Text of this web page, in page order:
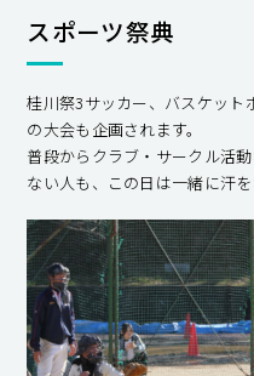
スポーツ祭典
桂川祭3サッカー、バスケット
の大会も企画されます。
普段からクラブ・サークル活
ない人も、この日は一緒に汗を